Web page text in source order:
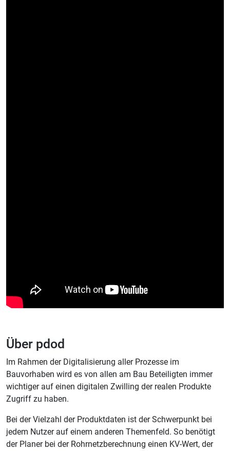
Über pdod
Im Rahmen der Digitalisierung aller Prozesse im
Bauvorhaben wird es von allen am Bau Beteiligten immer
wichtiger auf einen digitalen Zwilling der realen Produkte
Zugriff zu haben.
Bei der Vielzahl der Produktdaten ist der Schwerpunkt bei
jedem Nutzer auf einem anderen Themenfeld. So benötigt
der Planer bei der Rohrnetzberechnung einen KV-Wert, der